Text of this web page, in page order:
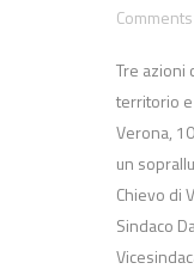
Comments
Tre azioni
territorio
Verona,
un
Chievo di
Sindaco